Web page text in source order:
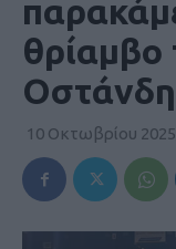
10 Οκτωβρίου